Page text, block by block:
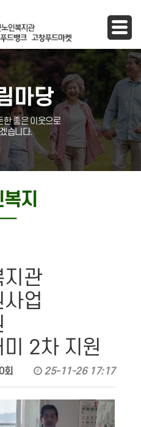
마당
한 좋은 이웃으로
습니다.
지
지관
업
2차 지원
25-11-26 17:17